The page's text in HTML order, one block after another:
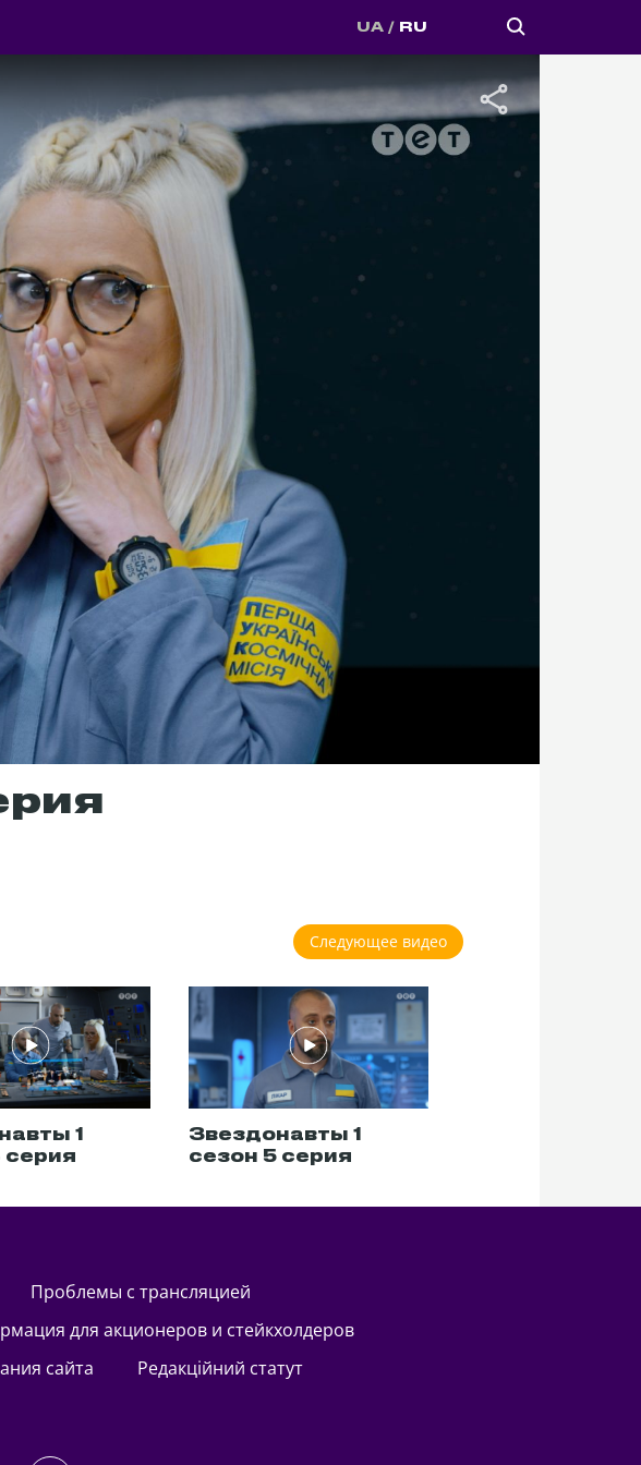
UA RU
Следующее видео
1
серия
Звездонавты 1
сезон 5 серия
Проблемы с трансляцией
для акционеров и стейкхолдеров
сайта Редакційний статут